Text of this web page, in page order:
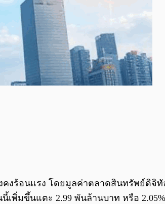
งร้อนแรง โดยมูลค่าตลาดสินทรัพย์ดิจิทั
พิ่มขึ้นแตะ 2.99 พันล้านบาท หรือ